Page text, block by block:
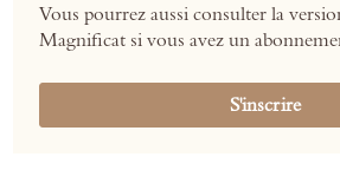
Vous pourrez aussi consulter la
Magnificat si vous avez un
S'inscrire